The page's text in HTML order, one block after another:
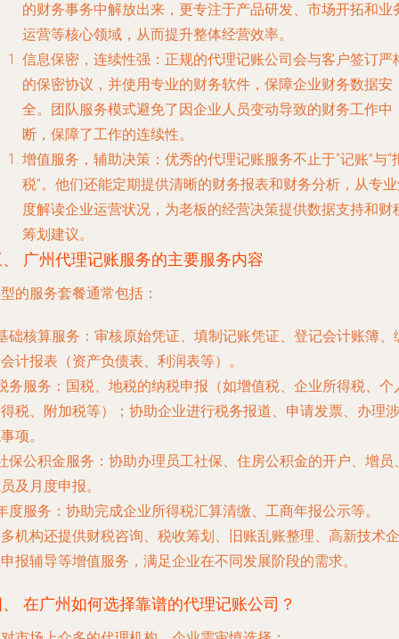
的财务事务中解放出来，更专注于产品研发、市场开拓和业
运营等核心领域，从而提升整体经营效率。
信息保密，连续性强 ：正规的代理记账公司会与客户签订严
的保密协议，并使用专业的财务软件，保障企业财务数据安
全。团队服务模式避免了因企业人员变动导致的财务工作中
断，保障了工作的连续性。
增值服务，辅助决策 ：优秀的代理记账服务不止于“记账”与“
税”。他们还能定期提供清晰的财务报表和财务分析，从专
度解读企业运营状况，为老板的经营决策提供数据支持和财
筹划建议。
广州代理记账服务的主要服务内容
的服务套餐通常包括：
础核算服务 ：审核原始凭证、填制记账凭证、登记会计账簿、
计报表（资产负债表、利润表等）。
务服务 ：国税、地税的纳税申报（如增值税、企业所得税、个
税、附加税等）；协助企业进行税务报道、申请发票、办理涉
项。
保公积金服务 ：协助办理员工社保、住房公积金的开户、增员
及月度申报。
度服务 ：协助完成企业所得税汇算清缴、工商年报公示等。
机构还提供财税咨询、 税收筹划、 旧账乱账整理、 高新技术企
报辅导等增值服务，满足企业在不同发展阶段的需求。
在广州如何选择靠谱的代理记账公司？